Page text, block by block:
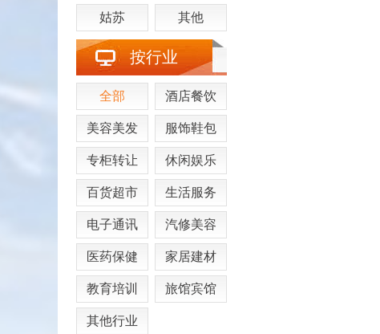
姑苏 其他
按行业
全部 酒店餐饮
美容美发 服饰鞋包
专柜转让 休闲娱乐
百货超市 生活服务
电子通讯 汽修美容
医药保健 家居建材
教育培训 旅馆宾馆
其他行业